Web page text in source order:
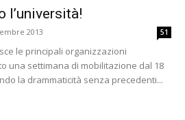
l’università!
2013 51
le principali organizzazioni
una settimana di mobilitazione dal 18
la drammaticità senza precedenti...